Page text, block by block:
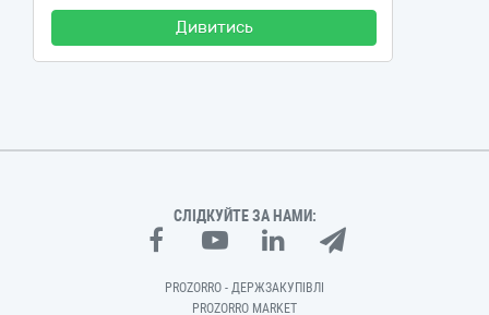
Дивитись
СЛІДКУЙТЕ ЗА НАМИ:
PROZORRO - ДЕРЖЗАКУПІВЛІ
PROZORRO MARKET